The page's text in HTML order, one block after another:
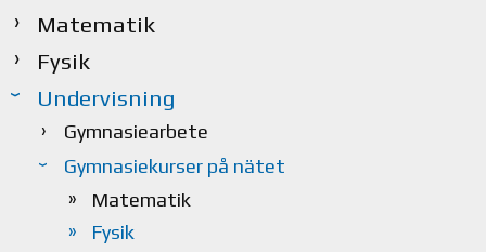
Matematik
Fysik
Undervisning
Gymnasiearbete
Gymnasiekurser på nätet
Matematik
Fysik